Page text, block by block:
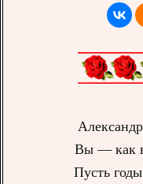
Вы — как
Пусть